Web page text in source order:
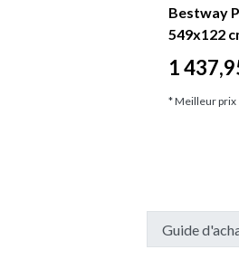
Bestway
549x122
1
* Meilleur prix